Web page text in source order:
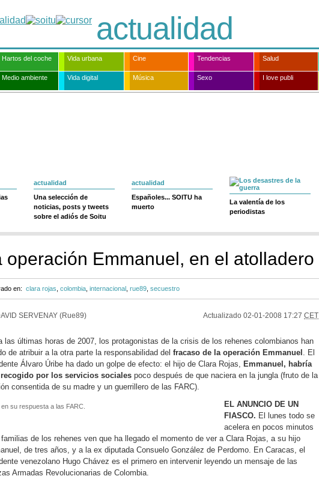
actualidad
Hartos del coche Vida urbana Cine Tendencias Salud
Medio ambiente Vida digital Música Sexo I love publi
actualidad
Una selección de
noticias, posts y tweets
sobre el adiós de Soitu
actualidad
Españoles... SOITU ha
muerto
La valentía de los
periodistas
operación Emmanuel, en el atolladero
en: clara rojas colombia internacional rue89 secuestro
SERVENAY (Rue89) Actualizado 02-01-2008 17:27 CET
las últimas horas de 2007, los protagonistas de la crisis de los rehenes colombianos han
de atribuir a la otra parte la responsabilidad del fracaso de la operación Emmanuel . El
Álvaro Úribe ha dado un golpe de efecto: el hijo de Clara Rojas, Emmanuel, habría
por los servicios sociales poco después de que naciera en la jungla (fruto de la
consentida de su madre y un guerrillero de las FARC).
su respuesta a las FARC.
EL ANUNCIO DE UN
FIASCO. El lunes todo se
acelera en pocos minutos
de los rehenes ven que ha llegado el momento de ver a Clara Rojas, a su hijo
de tres años, y a la ex diputada Consuelo González de Perdomo. En Caracas, el
venezolano Hugo Chávez es el primero en intervenir leyendo un mensaje de las
Armadas Revolucionarias de Colombia.